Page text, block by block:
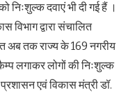
निःशुल्क दवाएं भी दी गई हैं ।
विभाग द्वारा संचालित
अब तक राज्य के 169 नगरीय
लगाकर लोगों की निःशुल्क
एवं विकास मंत्री डॉ.